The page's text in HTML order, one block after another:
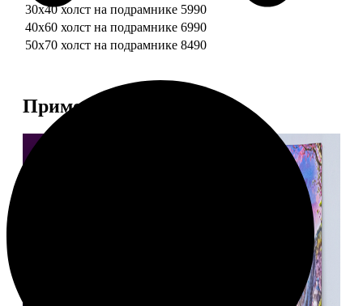
30х40 холст на подрамнике 5990
40х60 холст на подрамнике 6990
50х70 холст на подрамнике 8490
Примеры работ